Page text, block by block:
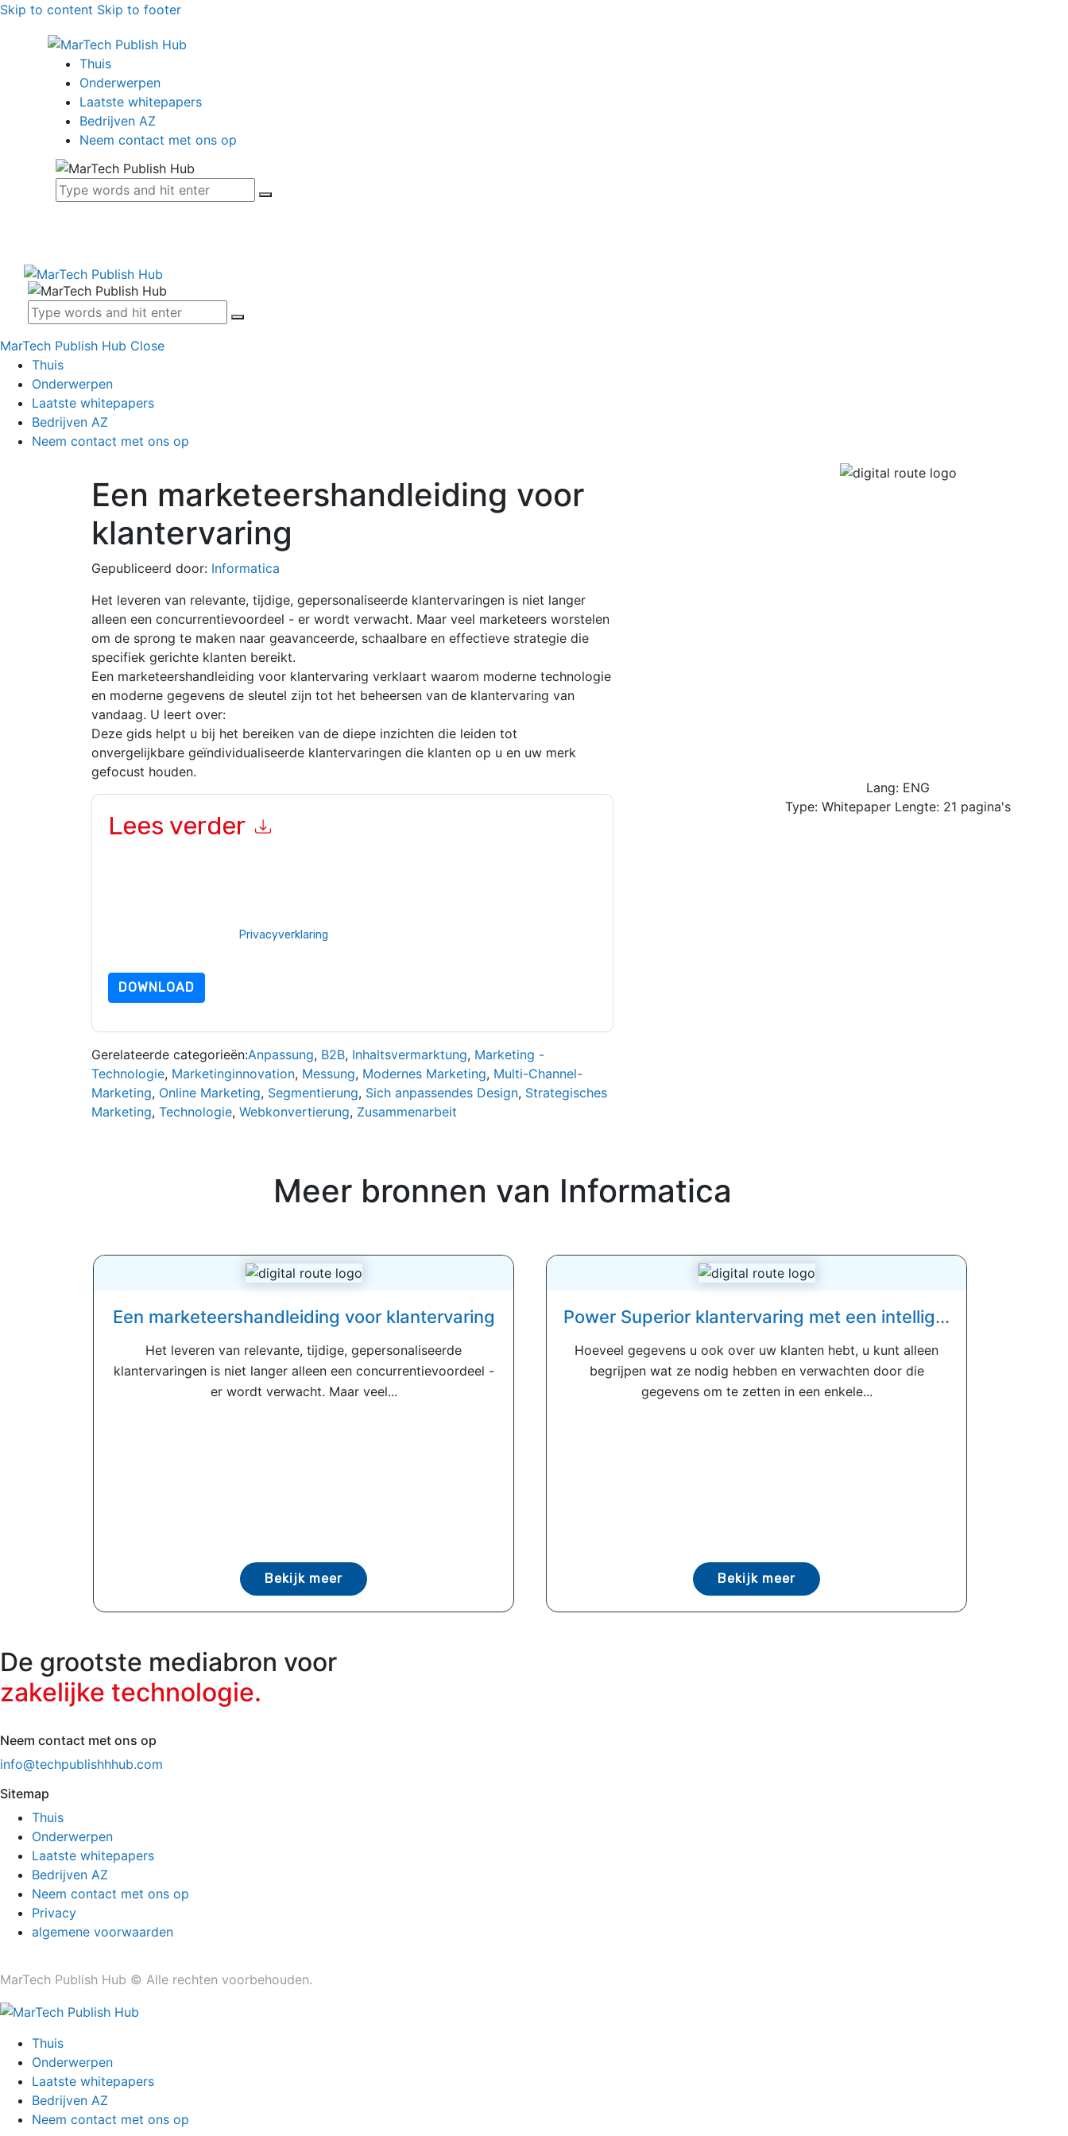
Skip to content Skip to footer
Thuis
Onderwerpen
Laatste whitepapers
Bedrijven AZ
Neem contact met ons op
MarTech Publish Hub Close
Thuis
Onderwerpen
Laatste whitepapers
Bedrijven AZ
Neem contact met ons op
Een marketeershandleiding voor
klantervaring
Gepubliceerd door: Informatica
Het leveren van relevante, tijdige, gepersonaliseerde klantervaringen is niet langer
alleen een concurrentievoordeel - er wordt verwacht. Maar veel marketeers worstelen
om de sprong te maken naar geavanceerde, schaalbare en effectieve strategie die
specifiek gerichte klanten bereikt.
Een marketeershandleiding voor klantervaring verklaart waarom moderne technologie
en moderne gegevens de sleutel zijn tot het beheersen van de klantervaring van
vandaag. U leert over:
Deze gids helpt u bij het bereiken van de diepe inzichten die leiden tot
onvergelijkbare geïndividualiseerde klantervaringen die klanten op u en uw merk
gefocust houden.
Lees verder
Privacyverklaring
DOWNLOAD
Gerelateerde categorieën:Anpassung, B2B, Inhaltsvermarktung, Marketing -
Technologie, Marketinginnovation, Messung, Modernes Marketing, Multi-Channel-
Marketing, Online Marketing, Segmentierung, Sich anpassendes Design, Strategisches
Marketing, Technologie, Webkonvertierung, Zusammenarbeit
Lang: ENG
Type: Whitepaper Lengte: 21 pagina's
Meer bronnen van Informatica
Een marketeershandleiding voor klantervaring
Het leveren van relevante, tijdige, gepersonaliseerde
klantervaringen is niet langer alleen een concurrentievoordeel -
er wordt verwacht. Maar veel...
Bekijk meer
Power Superior klantervaring met een intellig...
Hoeveel gegevens u ook over uw klanten hebt, u kunt alleen
begrijpen wat ze nodig hebben en verwachten door die
gegevens om te zetten in een enkele...
Bekijk meer
De grootste mediabron voor
zakelijke technologie.
Neem contact met ons op
info@techpublishhhub.com
Sitemap
Thuis
Onderwerpen
Laatste whitepapers
Bedrijven AZ
Neem contact met ons op
Privacy
algemene voorwaarden
MarTech Publish Hub © Alle rechten voorbehouden.
Thuis
Onderwerpen
Laatste whitepapers
Bedrijven AZ
Neem contact met ons op